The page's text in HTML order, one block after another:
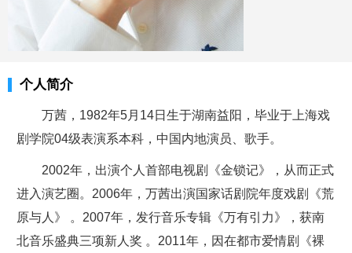
个人简介
万茜，1982年5月14日生于湖南益阳，毕业于上海戏
剧学院04级表演系本科，中国内地演员、歌手。
2002年，出演个人首部电视剧《金锁记》，从而正式
进入演艺圈。2006年，万茜出演国家话剧院年度戏剧《荒
原与人》 。2007年，发行音乐专辑《万有引力》，获南
北音乐盛典三项新人奖 。2011年，因在都市爱情剧《裸